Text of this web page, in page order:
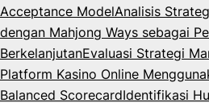
Acceptance ModelAnalisis
dengan Mahjong Ways sebagai
BerkelanjutanEvaluasi Strategi
Platform Kasino Online
Balanced ScorecardIdentifikasi